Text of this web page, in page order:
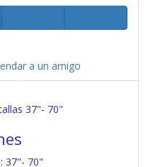
a un amigo
37"- 70"
37"- 70"